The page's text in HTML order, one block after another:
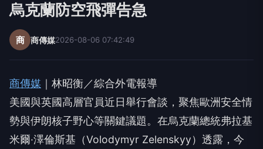
烏克蘭防空飛彈告急
商 商傳媒2026-08-06 07:42:49
商傳媒 ｜林昭衡／綜合外電報導
美國與英國高層官員近日舉行會談，聚焦歐洲安全情
勢與伊朗核子野心等關鍵議題。在烏克蘭總統弗拉基
米爾·澤倫斯基（Volodymyr Zelenskyy）透露，今